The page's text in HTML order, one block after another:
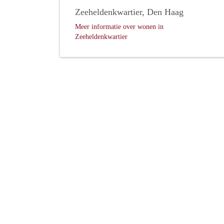
Zeeheldenkwartier, Den Haag
Meer informatie over wonen in
Zeeheldenkwartier